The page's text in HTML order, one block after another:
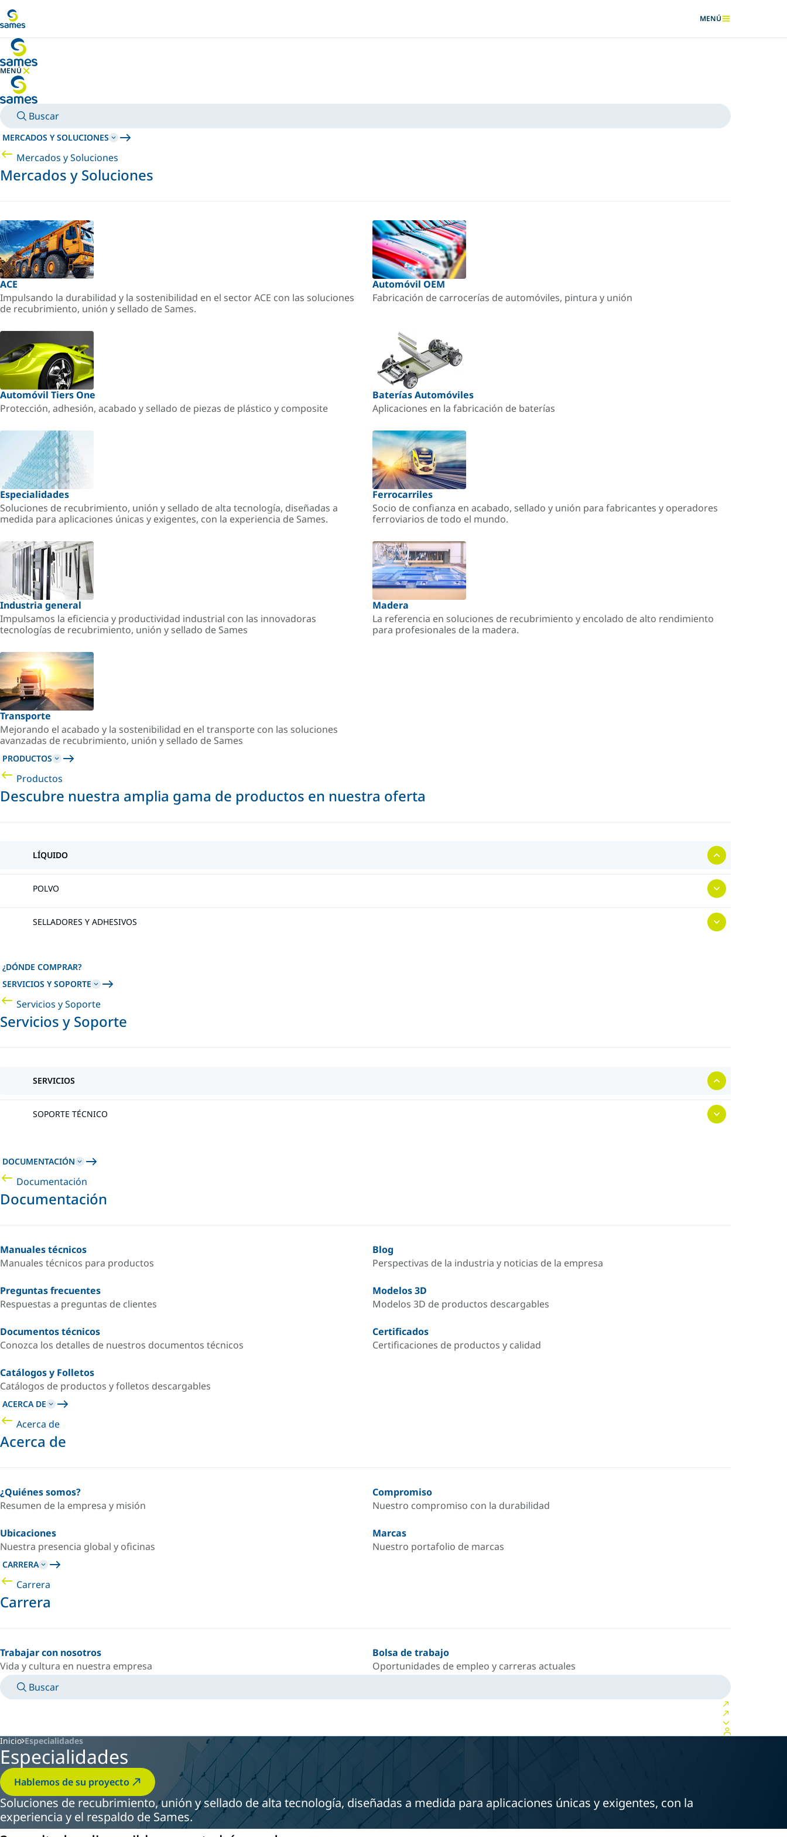
MOSTRAR
MENÚ
MENÚ
OCULTAR MENÚ
Buscar
MERCADOS Y SOLUCIONES
Mercados y Soluciones
Mercados y Soluciones
ACE
Impulsando la durabilidad y la sostenibilidad en el sector ACE con las soluciones
de recubrimiento, unión y sellado de Sames.
Automóvil OEM
Fabricación de carrocerías de automóviles, pintura y unión
Automóvil Tiers One
Protección, adhesión, acabado y sellado de piezas de plástico y composite
Baterías Automóviles
Aplicaciones en la fabricación de baterías
Especialidades
Soluciones de recubrimiento, unión y sellado de alta tecnología, diseñadas a
medida para aplicaciones únicas y exigentes, con la experiencia de Sames.
Ferrocarriles
Socio de confianza en acabado, sellado y unión para fabricantes y operadores
ferroviarios de todo el mundo.
Industria general
Impulsamos la eficiencia y productividad industrial con las innovadoras
tecnologías de recubrimiento, unión y sellado de Sames
Madera
La referencia en soluciones de recubrimiento y encolado de alto rendimiento
para profesionales de la madera.
Transporte
Mejorando el acabado y la sostenibilidad en el transporte con las soluciones
avanzadas de recubrimiento, unión y sellado de Sames
PRODUCTOS
Productos
Descubre nuestra amplia gama de productos en nuestra oferta
LÍQUIDO
POLVO
SELLADORES Y ADHESIVOS
¿DÓNDE COMPRAR?
SERVICIOS Y SOPORTE
Servicios y Soporte
Servicios y Soporte
SERVICIOS
SOPORTE TÉCNICO
DOCUMENTACIÓN
Documentación
Documentación
Manuales técnicos
Manuales técnicos para productos
Blog
Perspectivas de la industria y noticias de la empresa
Preguntas frecuentes
Respuestas a preguntas de clientes
Modelos 3D
Modelos 3D de productos descargables
Documentos técnicos
Conozca los detalles de nuestros documentos técnicos
Certificados
Certificaciones de productos y calidad
Catálogos y Folletos
Catálogos de productos y folletos descargables
ACERCA DE
Acerca de
Acerca de
¿Quiénes somos?
Resumen de la empresa y misión
Compromiso
Nuestro compromiso con la durabilidad
Ubicaciones
Nuestra presencia global y oficinas
Marcas
Nuestro portafolio de marcas
CARRERA
Carrera
Carrera
Trabajar con nosotros
Vida y cultura en nuestra empresa
Bolsa de trabajo
Oportunidades de empleo y carreras actuales
Buscar
Inicio Especialidades
Especialidades
Hablemos de su proyecto
Soluciones de recubrimiento, unión y sellado de alta tecnología, diseñadas a medida para aplicaciones únicas y exigentes, con la
experiencia y el respaldo de Sames.